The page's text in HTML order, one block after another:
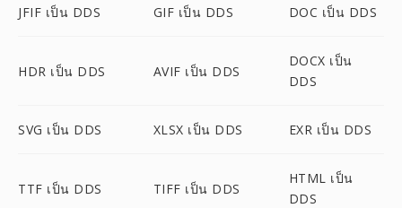
JFIF เป็น DDS GIF เป็น DDS DOC เป็น DDS
HDR เป็น DDS AVIF เป็น DDS
DOCX เป็น
DDS
SVG เป็น DDS XLSX เป็น DDS EXR เป็น DDS
TTF เป็น DDS TIFF เป็น DDS
HTML เป็น
DDS